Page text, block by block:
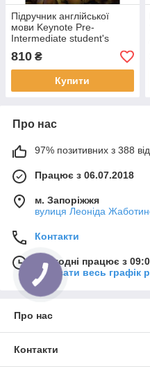
Підручник англійської
мови Keynote Pre-
Intermediate student's
Book with DVD-ROM
810 ₴
Купити
Про нас
97% позитивних з 388
Працює з 06.07.2018
м. Запоріжжя
вулиця Леоніда
Контакти
Сьогодні працює з
Показати весь графік
Про нас
Контакти